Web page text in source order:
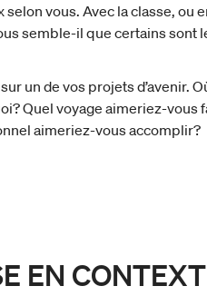
vous. Avec la classe, ou
semble-il que certains sont
un de vos projets d’avenir.
Quel voyage aimeriez-vous
aimeriez-vous accomplir?
EN